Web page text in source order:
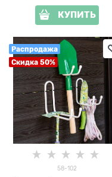
КУПИТЬ
Распродажа
Скидка 50%
58-102